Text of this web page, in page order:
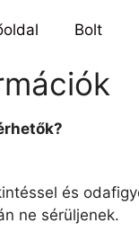
Bolt
és
ne sérüljenek.